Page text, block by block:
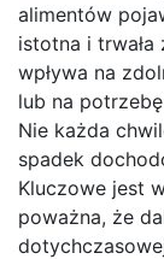
alimentów
istotna i
wpływa na
lub na
Nie każda
spadek
Kluczowe jest
poważna, że